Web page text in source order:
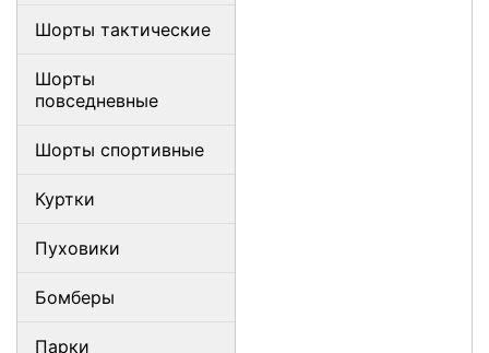
Шорты тактические
Шорты
повседневные
Шорты спортивные
Куртки
Пуховики
Бомберы
Парки